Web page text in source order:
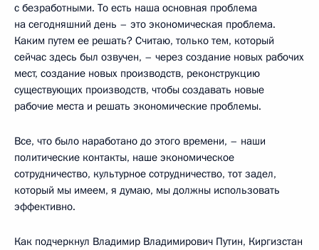
с безработными. То есть наша основная проблема
на сегодняшний день – это экономическая проблема.
Каким путем ее решать? Считаю, только тем, который
сейчас здесь был озвучен, – через создание новых рабочих
мест, создание новых производств, реконструкцию
существующих производств, чтобы создавать новые
рабочие места и решать экономические проблемы.
Все, что было наработано до этого времени, – наши
политические контакты, наше экономическое
сотрудничество, культурное сотрудничество, тот задел,
который мы имеем, я думаю, мы должны использовать
эффективно.
Как подчеркнул Владимир Владимирович Путин, Киргизстан